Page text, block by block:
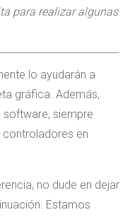
para realizar algunas
lo ayudarán a
gráfica. Además,
siempre
en
no dude en dejar
Estamos